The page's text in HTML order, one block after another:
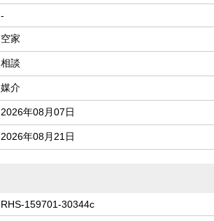
-
空家
相談
媒介
2026年08月07日
2026年08月21日
RHS-159701-30344c